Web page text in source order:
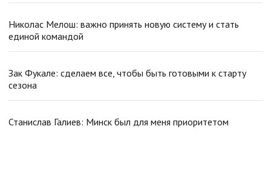
Николас Мелош: важно принять новую систему и стать
единой командой
Зак Фукале: сделаем все, чтобы быть готовыми к старту
сезона
Станислав Галиев: Минск был для меня приоритетом